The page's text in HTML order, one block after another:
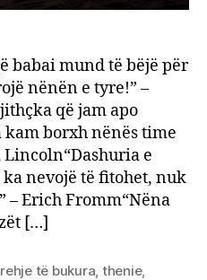
babai mund të bëjë për
nënën e tyre!” –
që jam apo
kam borxh nënës time
e
nevojë të fitohet, nuk
– Erich Fromm“Nëna
[…]
të bukura, thenie,